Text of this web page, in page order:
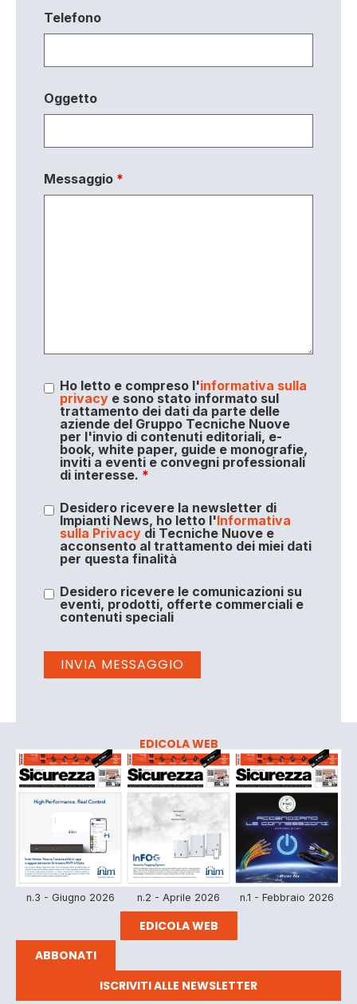
Telefono
Oggetto
Messaggio *
Ho letto e compreso l'informativa sulla
privacye sono stato informato sul
trattamento dei dati da parte delle
aziende del Gruppo Tecniche Nuove
per l'invio di contenuti editoriali, e-
book, white paper, guide e monografie,
inviti a eventi e convegni professionali
di interesse. *
Desidero ricevere la newsletter di
Impianti News, ho letto l'Informativa
sulla Privacydi Tecniche Nuove e
acconsento al trattamento dei miei dati
per questa finalità
Desidero ricevere le comunicazioni su
eventi, prodotti, offerte commerciali e
contenuti speciali
EDICOLA WEB
n.3 - Giugno 2026 n.2 - Aprile 2026 n.1 - Febbraio 2026
EDICOLA WEB
ABBONATI
ISCRIVITI ALLE NEWSLETTER